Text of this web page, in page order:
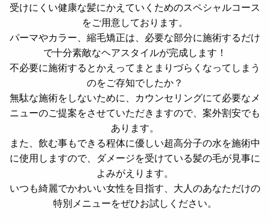
受けにくい健康な髪にかえていくためのスペシャルコース
をご用意しております。
パーマやカラー、縮毛矯正は、必要な部分に施術するだけ
で十分素敵なヘアスタイルが完成します！
不必要に施術するとかえってまとまりづらくなってしまう
のをご存知でしたか？
無駄な施術をしないために、カウンセリングにて必要なメ
ニューのご提案をさせていただきますので、案外割安でも
あります。
また、飲む事もできる程体に優しい超高分子の水を施術中
に使用しますので、ダメージを受けている髪の毛が見事に
よみがえります。
いつも綺麗でかわいい女性を目指す、大人のあなただけの
特別メニューをぜひお試しください。